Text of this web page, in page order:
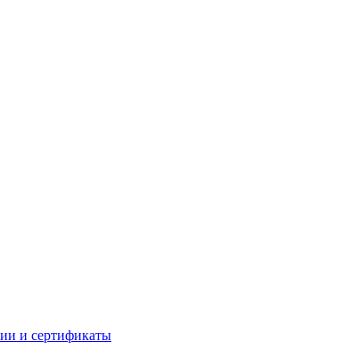
и сертификаты